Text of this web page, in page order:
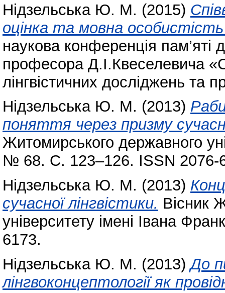
Нідзельська Ю. М. (2015)
оцінка та мовна особистість
наукова конференція пам’яті
професора Д.І.Квеселевича
лінгвістичних досліджень та
Нідзельська Ю. М. (2013)
поняття через призму
Житомирського державного
№ 68. С. 123–126. ISSN 2076-
Нідзельська Ю. М. (2013)
сучасної лінгвістики. Вісник
університету імені Івана
6173.
Нідзельська Ю. М. (2013)До
лінгвоконцептології як